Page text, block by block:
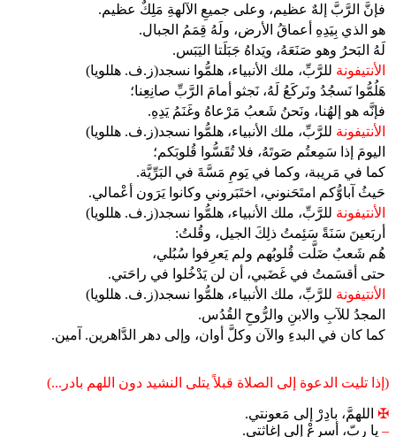
فإنَّ الرَّبَّ إلهٌ عظيم، وعلى جميعِ الآلهةِ مَلِكٌ عظيم.
هو الذي بِيَدِهِ أعماقُ الأرض، ولَهُ قِمَمُ الجبال.
لَهُ البَحرُ وهو صَنَعَهُ، ويَداهُ جَبَلَتا اليَبَس.
الأنتيفونة للرَّبِّ، ملك الأنبياء، هلمُّوا نسجد(ز.ف. هللويا)
هَلُمُّوا نَسجُدُ ونَركَعُ لَهُ، نَجثو أمامَ الرَّبِّ صانِعِنا؛
فإنَّه هو إلهُنا، ونَحنُ شَعبُ مَرْعاهُ وغَنَمُ يَدِهِ.
الأنتيفونة للرَّبِّ، ملك الأنبياء، هلمُّوا نسجد(ز.ف. هللويا)
اليومَ إذا سَمِعتُم صَوتَهُ، فلا تُقَسُّوا قُلوبَكم؛
كما في مَريبة، وكما في يَومِ مَسَّةَ في البَرِّيَّة.
حَيثُ آباوُّكم امتَحَنوني، اختَبَروني وكانوا يَرَون أعْمالي.
الأنتيفونة للرَّبِّ، ملك الأنبياء، هلمُّوا نسجد(ز.ف. هللويا)
أربَعينَ سَنَةً سَئِمتُ ذلِكَ الجيل، وقُلتُ:
هُم شَعبٌ ضَلَّت قُلوبُهم ولم يَعرِفوا سُبُلي،
حتى أقسَمتُ في غَضَبي، أن لن يَدْخُلوا في راحَتي.
الأنتيفونة للرَّبِّ، ملك الأنبياء، هلمُّوا نسجد(ز.ف. هللويا)
المجدُ للآبِ والابنِ والرُّوحِ القُدُس.
كما كان في البدءِ والآن وكلَّ أوان، وإلى دهر الدَّاهرين. آمين.
(إذا تليت الدعوة إلى الصلاة قبلاً يتلى النشيد دون اللهم بادر...)
✠ اللهمَّ، بادِرْ إلى مَعونتي.
– يا ربّ، أسرِعْ إلى إِغاثتي.